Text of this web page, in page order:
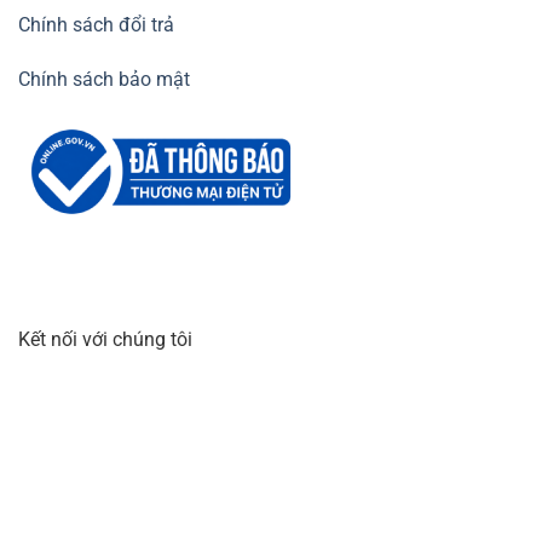
Chính sách đổi trả
Chính sách bảo mật
Kết nối với chúng tôi